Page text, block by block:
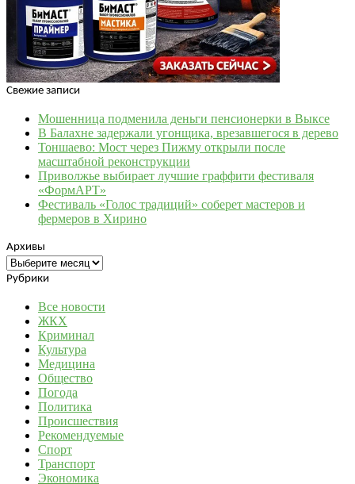
Свежие записи
Мошенница подменила деньги пенсионерки в Выксе
В Балахне задержали угонщика, врезавшегося в дерево
Тоншаево: Мост через Пижму открыли после
масштабной реконструкции
Приволжье выбирает лучшие граффити фестиваля
«ФормАРТ»
Фестиваль «Голос традиций» соберет мастеров и
фермеров в Хирино
Архивы
Архивы
Рубрики
Все новости
ЖКХ
Криминал
Культура
Медицина
Общество
Погода
Политика
Происшествия
Рекомендуемые
Спорт
Транспорт
Экономика